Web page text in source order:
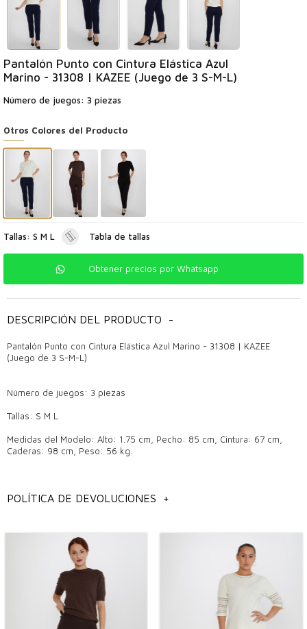
Pantalón Punto con Cintura Elástica Azul
Marino - 31308 | KAZEE (Juego de 3 S-M-L)
Número de juegos: 3 piezas
Otros Colores del Producto
Tallas: S M L Tabla de tallas
Obtener precios por Whatsapp
DESCRIPCIÓN DEL PRODUCTO -
Pantalón Punto con Cintura Elástica Azul Marino - 31308 | KAZEE
(Juego de 3 S-M-L)
Número de juegos: 3 piezas
Tallas: S M L
Medidas del Modelo: Alto: 1.75 cm, Pecho: 85 cm, Cintura: 67 cm,
Caderas: 98 cm, Peso: 56 kg.
Especialmente en las boutiques mayoristas, elegir un par de
pantalones de calidad significa una inversión a largo plazo. Los
pantalones de calidad destacan por la durabilidad de su tejido y la
perfección de su corte, que te hace sentir cómodo y seguro en
cualquier ambiente.
¿En qué temporada se debe utilizar?
Los pantalones son piezas ideales para combinaciones de
POLÍTICA DE DEVOLUCIONES +